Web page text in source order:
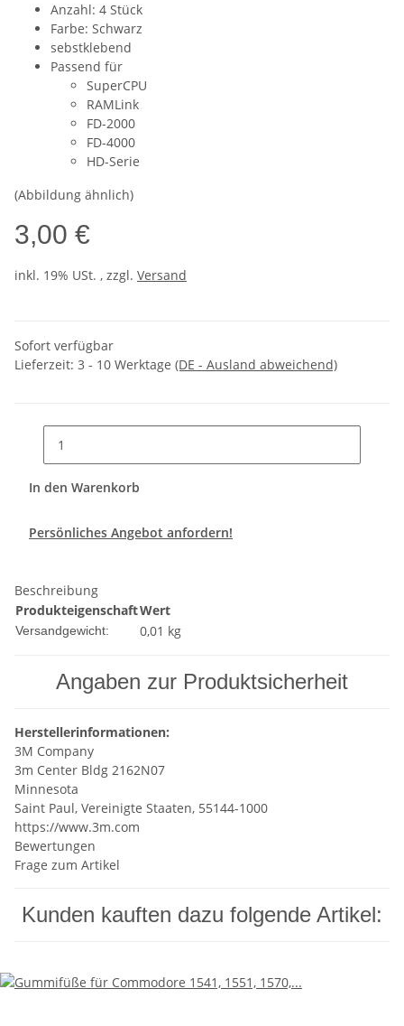
Anzahl: 4 Stück
Farbe: Schwarz
sebstklebend
Passend für
SuperCPU
RAMLink
FD-2000
FD-4000
HD-Serie
(Abbildung ähnlich)
3,00 €
inkl. 19% USt. , zzgl. Versand
Sofort verfügbar
Lieferzeit: 3 - 10 Werktage (DE - Ausland abweichend)
In den Warenkorb
Persönliches Angebot anfordern!
Beschreibung
ProdukteigenschaftWert
Versandgewicht: 0,01 kg
Angaben zur Produktsicherheit
Herstellerinformationen:
3M Company
3m Center Bldg 2162N07
Minnesota
Saint Paul, Vereinigte Staaten, 55144-1000
https://www.3m.com
Bewertungen
Frage zum Artikel
Kunden kauften dazu folgende Artikel: